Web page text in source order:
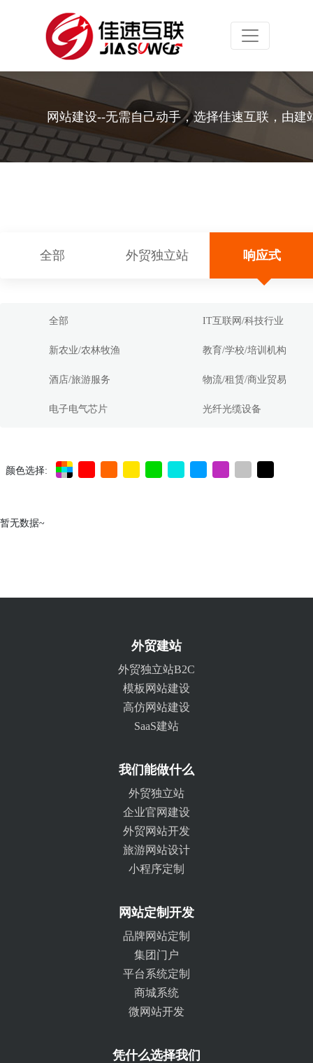
Toggle
网站建设--无需自己动手，选择佳速互联，由建
全部 外贸独立站 响应式
全部 IT互联网/科技行业
新农业/农林牧渔 教育/学校/培训机构
酒店/旅游服务 物流/租赁/商业贸易
电子电气芯片 光纤光缆设备
颜色选择:
暂无数据~
外贸建站
外贸独立站B2C
模板网站建设
高仿网站建设
SaaS建站
我们能做什么
外贸独立站
企业官网建设
外贸网站开发
旅游网站设计
小程序定制
网站定制开发
品牌网站定制
集团门户
平台系统定制
商城系统
微网站开发
凭什么选择我们